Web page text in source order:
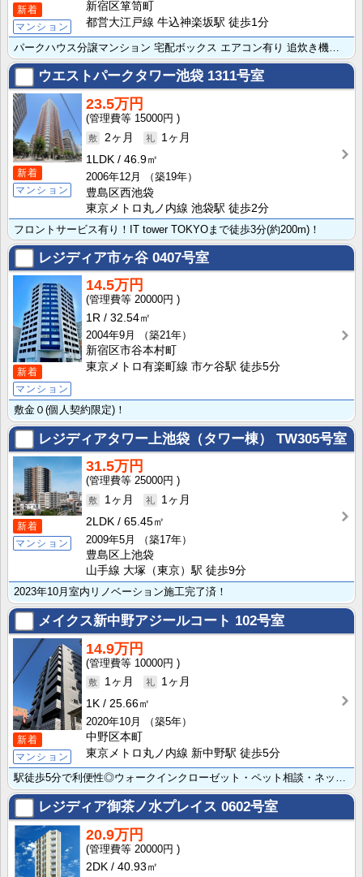
新着
マンション
新宿区箪笥町
都営大江戸線 牛込神楽坂駅 徒歩1分
ウエストパークタワー池袋 1311号室
新着
マンション
23.5万円
15000円
2ヶ月
1ヶ月
1LDK
46.9㎡
2006年12月
（築19年）
豊島区西池袋
東京メトロ丸ノ内線 池袋駅 徒歩2分
フロントサービス有り！IT tower TOKYOまで徒歩3分(約200m)！
レジディア市ヶ谷 0407号室
新着
マンション
14.5万円
20000円
1R
32.54㎡
2004年9月
（築21年）
新宿区市谷本村町
東京メトロ有楽町線 市ケ谷駅 徒歩5分
敷金０(個人契約限定)！
レジディアタワー上池袋（タワー棟） TW305号室
新着
マンション
31.5万円
25000円
1ヶ月
1ヶ月
2LDK
65.45㎡
2009年5月
（築17年）
豊島区上池袋
山手線 大塚（東京）駅 徒歩9分
2023年10月室内リノベーション施工完了済！
メイクス新中野アジールコート 102号室
新着
マンション
14.9万円
10000円
1ヶ月
1ヶ月
1K
25.66㎡
2020年10月
（築5年）
中野区本町
東京メトロ丸ノ内線 新中野駅 徒歩5分
駅徒歩5分で利便性◎ウォークインクローゼット・ペット相談・ネット無料です☆
レジディア御茶ノ水プレイス 0602号室
20.9万円
20000円
2DK
40.93㎡